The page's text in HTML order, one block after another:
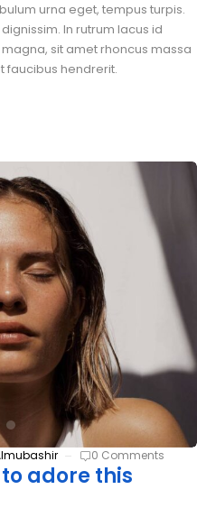
urna eget, tempus turpis.
In rutrum lacus id
sit amet rhoncus massa
faucibus hendrerit.
0 Comments
adore this